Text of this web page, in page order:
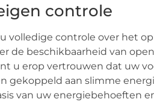
controle
volledige controle over het
de beschikbaarheid van
u erop vertrouwen dat uw
gekoppeld aan slimme
van uw energiebehoeften